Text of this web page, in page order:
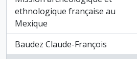
ethnologique française au
Mexique
, 1 résultats
Baudez Claude-François
, 1 résultats